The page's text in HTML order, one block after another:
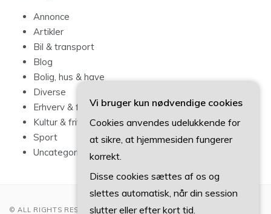
Annonce
Artikler
Bil & transport
Blog
Bolig, hus & have
Diverse
Erhverv & forbrug
Kultur & fritid
Sport
Uncategorized
© ALL RIGHTS RESERVED 2022
Vi bruger kun nødvendige cookies
Cookies anvendes udelukkende for
at sikre, at hjemmesiden fungerer
korrekt.
Disse cookies sættes af os og
slettes automatisk, når din session
slutter eller efter kort tid.